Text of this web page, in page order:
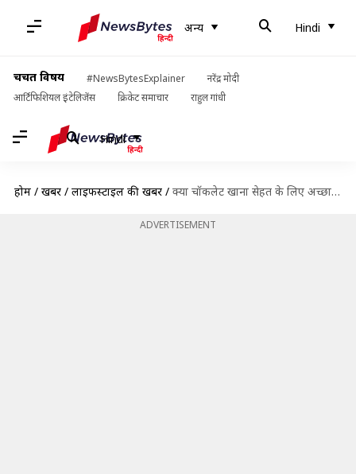
अन्य Hindi
चर्चित विषय #NewsBytesExplainer
नरेंद्र मोदी
आर्टिफिशियल इंटेलिजेंस
क्रिकेट समाचार राहुल गांधी
Hindi
होम / खबरें / लाइफस्टाइल की खबरें / क्या चॉकलेट खाना सेहत के लिए अच्छा है? जानिए इससे जुड़े कुछ भ्रम और उनकी सच्चाई
ADVERTISEMENT